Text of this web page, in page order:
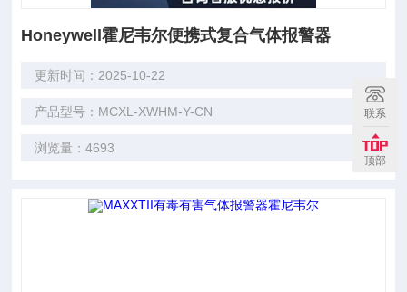
Honeywell霍尼韦尔便携式复合气体报警器
更新时间：2025-10-22
产品型号：MCXL-XWHM-Y-CN
浏览量：4693
联系
顶部